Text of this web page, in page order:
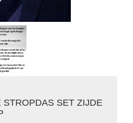
STROPDAS SET ZIJDE